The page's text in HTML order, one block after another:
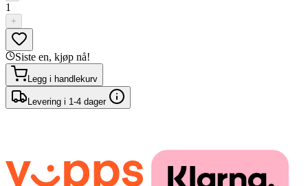
1
+
Siste en, kjøp nå!
Legg i handlekurv
Levering i 1-4 dager